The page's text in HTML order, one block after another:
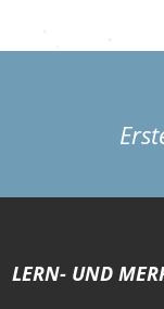
LERN- UND